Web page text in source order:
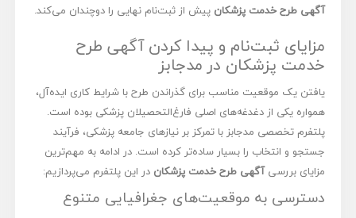
آگهی طرح خدمت پزشکان پیش از ثبت‌نام نهایی را دوچندان می‌کند.
مزایای ثبت‌نام و پیدا کردن آگهی طرح
خدمت پزشکان در مدجابز
یافتن یک موقعیت مناسب برای گذراندن طرح با شرایط کاری ایده‌آل،
همواره یکی از دغدغه‌های اصلی فارغ‌التحصیلان پزشکی بوده است.
پلتفرم تخصصی مدجابز با تمرکز بر نیازهای جامعه پزشکی، فرآیند
جستجو و انتخاب را بسیار ساده‌تر کرده است. در ادامه به مهم‌ترین
مزایای بررسیآگهی طرح خدمت پزشکان در این پلتفرم می‌پردازیم:
دسترسی به موقعیت‌های جغرافیایی متنوع